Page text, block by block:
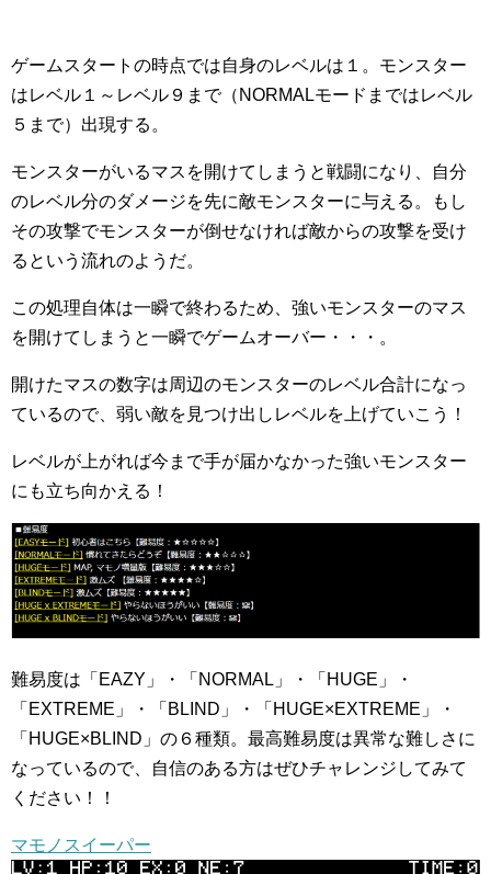
ゲームスタートの時点では自身のレベルは１。モンスター
はレベル１～レベル９まで（NORMALモードまではレベル
５まで）出現する。
モンスターがいるマスを開けてしまうと戦闘になり、自分
のレベル分のダメージを先に敵モンスターに与える。もし
その攻撃でモンスターが倒せなければ敵からの攻撃を受け
るという流れのようだ。
この処理自体は一瞬で終わるため、強いモンスターのマス
を開けてしまうと一瞬でゲームオーバー・・・。
開けたマスの数字は周辺のモンスターのレベル合計になっ
ているので、弱い敵を見つけ出しレベルを上げていこう！
レベルが上がれば今まで手が届かなかった強いモンスター
にも立ち向かえる！
難易度は「EAZY」・「NORMAL」・「HUGE」・
「EXTREME」・「BLIND」・「HUGE×EXTREME」・
「HUGE×BLIND」の６種類。最高難易度は異常な難しさに
なっているので、自信のある方はぜひチャレンジしてみて
ください！！
マモノスイーパー